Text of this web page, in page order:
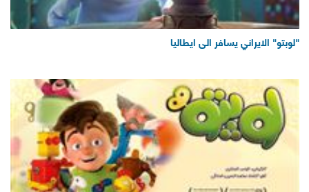
"لوبتو" الايراني يسافر الى ايطاليا